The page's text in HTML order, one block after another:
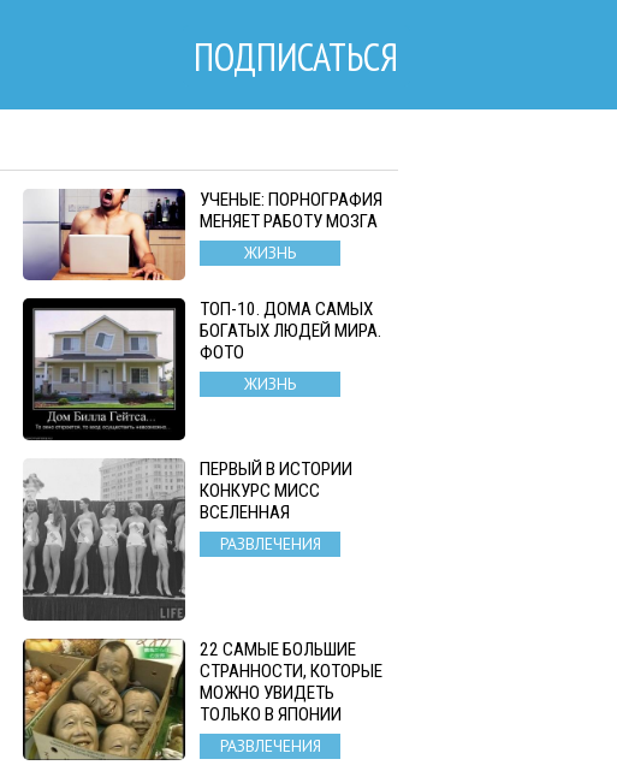
ПОДПИСАТЬСЯ
УЧЕНЫЕ: ПОРНОГРАФИЯ
МЕНЯЕТ РАБОТУ МОЗГА
ЖИЗНЬ
ТОП-10. ДОМА САМЫХ
БОГАТЫХ ЛЮДЕЙ МИРА.
ФОТО
ЖИЗНЬ
ПЕРВЫЙ В ИСТОРИИ
КОНКУРС МИСС
ВСЕЛЕННАЯ
РАЗВЛЕЧЕНИЯ
22 САМЫЕ БОЛЬШИЕ
СТРАННОСТИ, КОТОРЫЕ
МОЖНО УВИДЕТЬ
ТОЛЬКО В ЯПОНИИ
РАЗВЛЕЧЕНИЯ